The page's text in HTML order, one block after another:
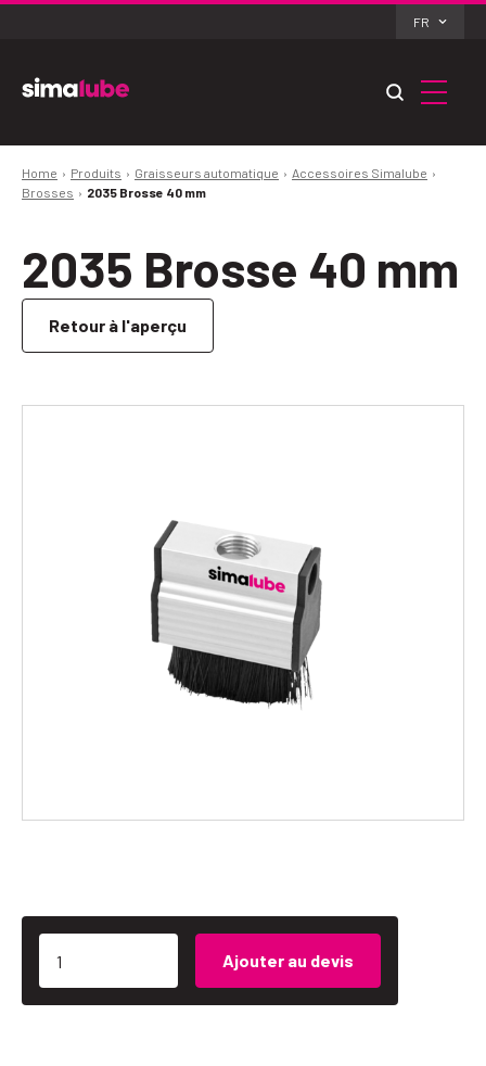
FR
Home Produits Graisseurs automatique
Accessoires Simalube
Brosses
2035 Brosse 40 mm
2035 Brosse 40 mm
Retour à l'aperçu
Ajouter au devis